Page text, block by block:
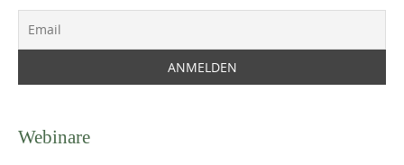
Webinare